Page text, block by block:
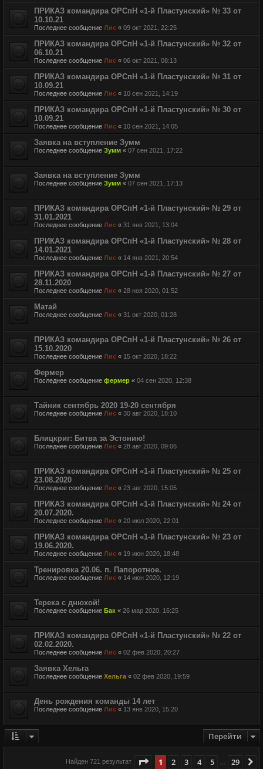
ПРИКАЗ командира ОРСпН «1-й Пластунский» № 33 от
10.10.21
Последнее сообщение Лис « 09 окт 2021, 22:25
ПРИКАЗ командира ОРСпН «1-й Пластунский» № 32 от
06.10.21
Последнее сообщение Лис « 06 окт 2021, 08:13
ПРИКАЗ командира ОРСпН «1-й Пластунский» № 31 от
10.09.21
Последнее сообщение Лис « 10 сен 2021, 14:19
ПРИКАЗ командира ОРСпН «1-й Пластунский» № 30 от
10.09.21
Последнее сообщение Лис « 10 сен 2021, 14:05
Заявка на вступление Зумм
Последнее сообщение Зумм « 07 сен 2021, 17:22
Заявка на вступление Зумм
Последнее сообщение Зумм « 07 сен 2021, 17:13
ПРИКАЗ командира ОРСпН «1-й Пластунский» № 29 от
31.01.2021
Последнее сообщение Лис « 31 янв 2021, 13:04
ПРИКАЗ командира ОРСпН «1-й Пластунский» № 28 от
14.01.2021
Последнее сообщение Лис « 14 янв 2021, 20:54
ПРИКАЗ командира ОРСпН «1-й Пластунский» № 27 от
28.11.2020
Последнее сообщение Лис « 28 ноя 2020, 01:52
Матай
Последнее сообщение Лис « 31 окт 2020, 01:28
ПРИКАЗ командира ОРСпН «1-й Пластунский» № 26 от
15.10.2020
Последнее сообщение Лис « 15 окт 2020, 18:22
Фермер
Последнее сообщение фермер « 04 сен 2020, 12:38
Тайник сентябрь 2020 19-20 сентября
Последнее сообщение Лис « 30 авг 2020, 18:10
Блицкриг: Битва за Эстонию!
Последнее сообщение Лис « 28 авг 2020, 09:06
ПРИКАЗ командира ОРСпН «1-й Пластунский» № 25 от
23.08.2020
Последнее сообщение Лис « 23 авг 2020, 15:05
ПРИКАЗ командира ОРСпН «1-й Пластунский» № 24 от
20.07.2020.
Последнее сообщение Лис « 20 июл 2020, 22:01
ПРИКАЗ командира ОРСпН «1-й Пластунский» № 23 от
19.06.2020.
Последнее сообщение Лис « 19 июн 2020, 18:48
Тренировка 20.06. п. Папоротное.
Последнее сообщение Лис « 14 июн 2020, 12:19
Терека с днюхой!
Последнее сообщение Бак « 26 мар 2020, 16:25
ПРИКАЗ командира ОРСпН «1-й Пластунский» № 22 от
02.02.2020.
Последнее сообщение Лис « 02 фев 2020, 20:27
Заявка Хельга
Последнее сообщение Хельга « 02 фев 2020, 19:59
День рождения команды 14 лет
Последнее сообщение Лис « 13 янв 2020, 15:20
Перейти
Найден 721 результат Страница из 29
1 2 3 4 5 29